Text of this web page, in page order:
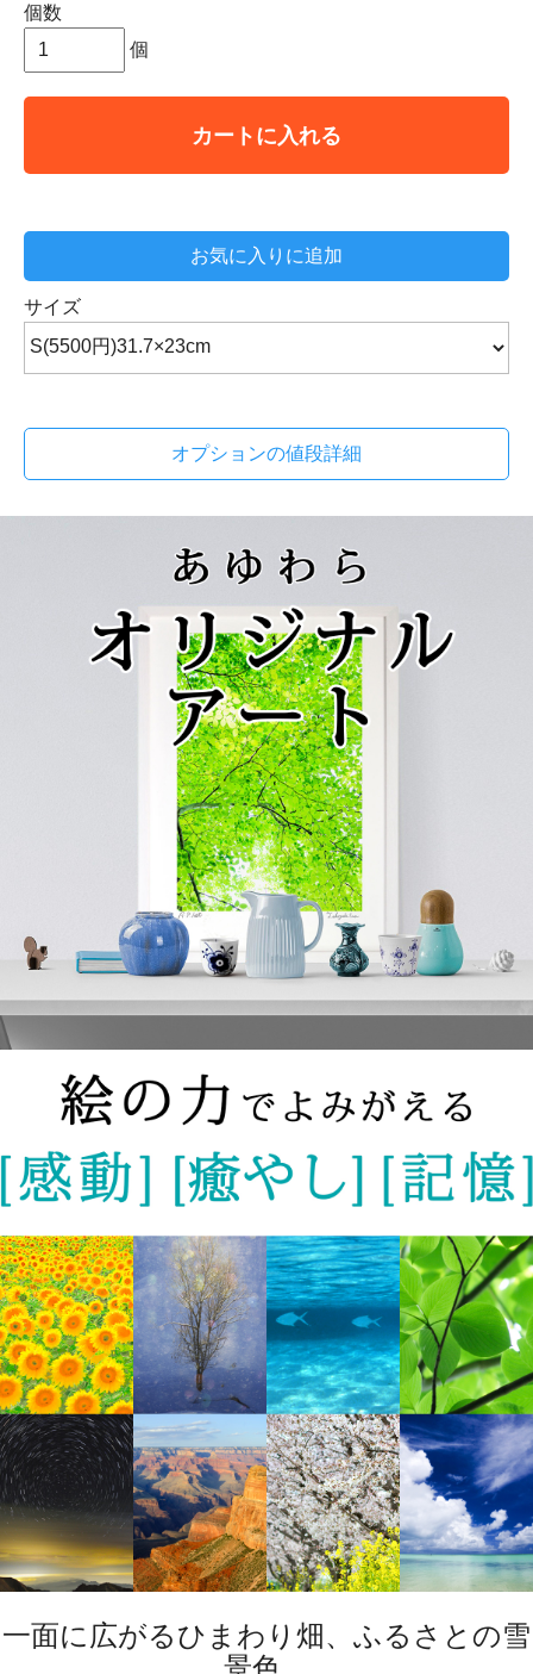
個数
個
カートに入れる
お気に入りに追加
サイズ
オプションの値段詳細
一面に広がるひまわり畑、ふるさとの雪
景色、